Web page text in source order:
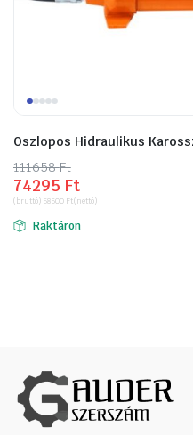
Oszlopos Hidraulikus
111658Ft
Original
price
was:
111658 Ft.
74295 Ft
Current
price
is:
74295 Ft.
(bruttó) 58500 Ft(nettó)
Raktáron